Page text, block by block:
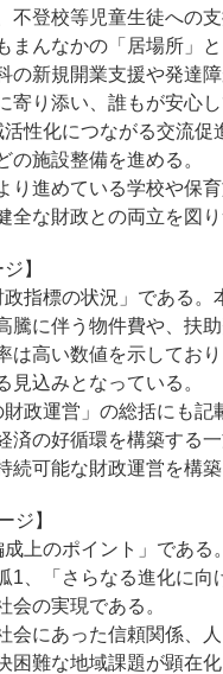
不登校等児童生徒への
まんなかの「居場所」
の新規開業支援や発達
寄り添い、誰もが安心
性化につながる交流
の施設整備を進める。
り進めている学校や保
全な財政との両立を図
】
指標の状況」である
騰に伴う物件費や、扶
は高い数値を示してお
見込みとなっている。
政運営」の総括にも記
済の好循環を構築する
続可能な財政運営を構築
ジ】
上のポイント」である。
1、「さらなる進化に
会の実現である。
会にあった信頼関係、
困難な地域課題が顕在